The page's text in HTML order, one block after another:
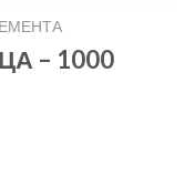
– 1000